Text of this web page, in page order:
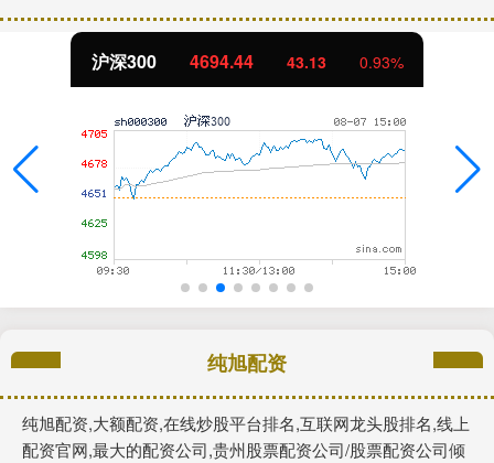
沪深300 4694.44 43.13 0.93%
纯旭配资
纯旭配资,大额配资,在线炒股平台排名,互联网龙头股排名,线上
配资官网,最大的配资公司,贵州股票配资公司/股票配资公司倾